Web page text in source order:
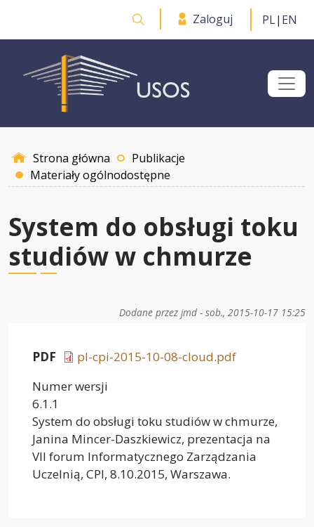
Przejdź do treści
Otwórz wyszukiwarkę
Zaloguj PL| EN
Strona główna
Publikacje
Materiały ogólnodostępne
System do obsługi toku
studiów w chmurze
Dodane przez jmd - sob., 2015-10-17 15:25
PDF
pl-cpi-2015-10-08-cloud.pdf
Numer wersji
6.1.1
System do obsługi toku studiów w chmurze,
Janina Mincer-Daszkiewicz, prezentacja na
VII forum Informatycznego Zarządzania
Uczelnią, CPI, 8.10.2015, Warszawa.